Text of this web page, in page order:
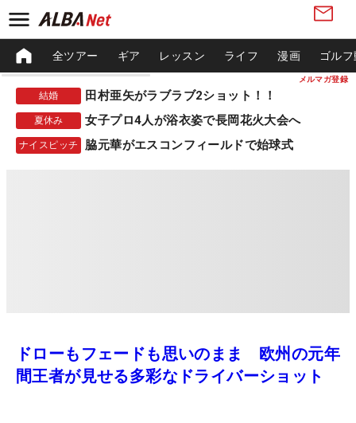
メルマガ登録
全ツアー ギア レッスン ライフ 漫画 ゴル
結婚 田村亜矢がラブラブ2ショット！！
夏休み 女子プロ4人が浴衣姿で長岡花火大会へ
ナイスピッチ 脇元華がエスコンフィールドで始球式
ドローもフェードも思いのまま 欧州の元年
間王者が見せる多彩なドライバーショット